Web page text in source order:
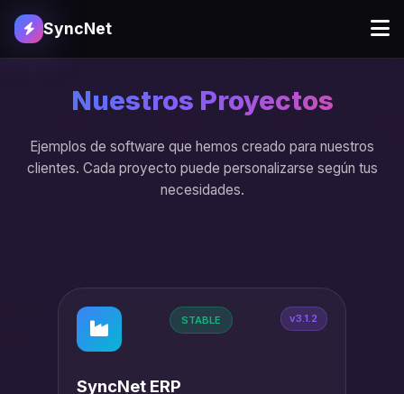
SyncNet
Nuestros Proyectos
Ejemplos de software que hemos creado para nuestros
clientes. Cada proyecto puede personalizarse según tus
necesidades.
STABLE v3.1.2
SyncNet ERP